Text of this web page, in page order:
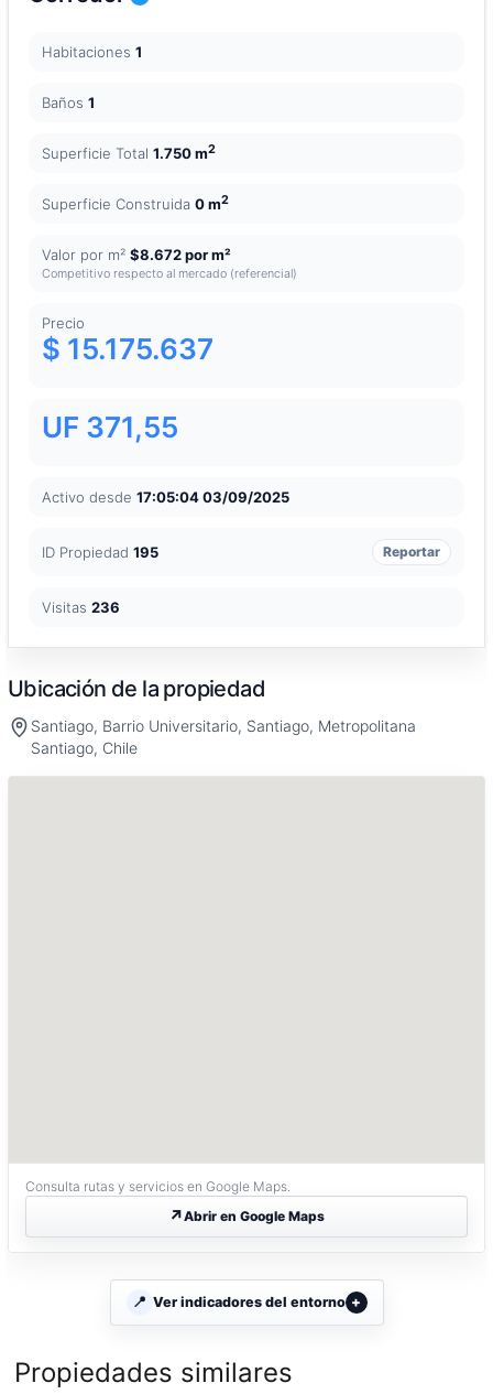
Habitaciones 1
Baños 1
Superficie Total 1.750 m2
Superficie Construida 0 m2
Valor por m² $8.672 por m²
Competitivo respecto al mercado (referencial)
Precio
$ 15.175.637
UF 371,55
Activo desde 17:05:04 03/09/2025
ID Propiedad 195 Reportar
Visitas 236
Ubicación de la propiedad
Santiago, Barrio Universitario, Santiago, Metropolitana
Santiago, Chile
Consulta rutas y servicios en Google Maps.
Abrir en Google Maps
Ver indicadores del entorno
Propiedades similares